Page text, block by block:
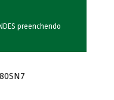
preenchendo